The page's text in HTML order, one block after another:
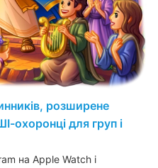
розширене
охоронці для груп і
на Apple Watch і